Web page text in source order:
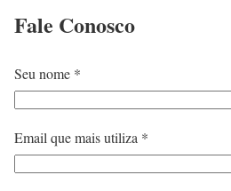
Fale Conosco
Seu nome *
Email que mais utiliza *